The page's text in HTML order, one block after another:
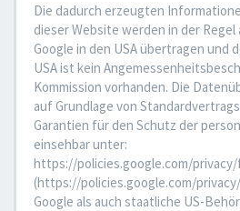
Die dadurch erzeugten
dieser Website werden in der Regel
Google in den USA übertragen und
USA ist kein
Kommission vorhanden. Die
auf Grundlage von
Garantien für den Schutz der
einsehbar unter:
https://policies.google.com/
(https://policies.google.com/
Google als auch staatliche US-